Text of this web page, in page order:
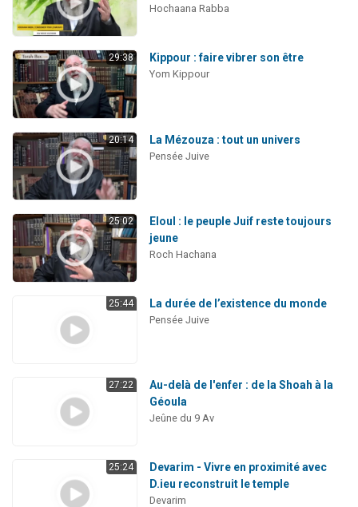
Hochaana Rabba
29:38 Kippour : faire vibrer son être
Yom Kippour
20:14 La Mézouza : tout un univers
Pensée Juive
25:02
Eloul : le peuple Juif reste toujours
jeune
Roch Hachana
25:44 La durée de l’existence du monde
Pensée Juive
27:22
Au-delà de l'enfer : de la Shoah à la
Géoula
Jeûne du 9 Av
25:24
Devarim - Vivre en proximité avec
D.ieu reconstruit le temple
Devarim